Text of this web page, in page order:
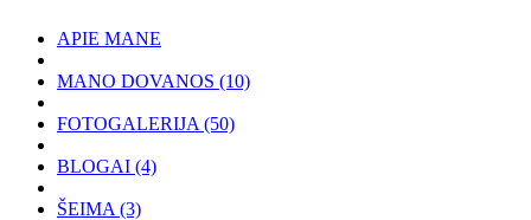
APIE MANE
MANO DOVANOS (10)
FOTOGALERIJA (50)
BLOGAI (4)
ŠEIMA (3)